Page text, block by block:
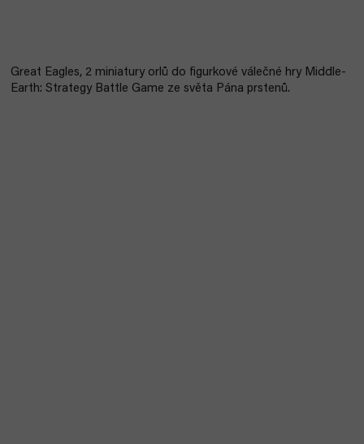
Great Eagles, 2 miniatury orlů do figurkové válečné hry Middle-
Earth: Strategy Battle Game ze světa Pána prstenů.